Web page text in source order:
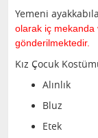
Yemeni
olarak iç mekanda
gönderilmektedir.
Kız Çocuk
Alınlık
Bluz
Etek